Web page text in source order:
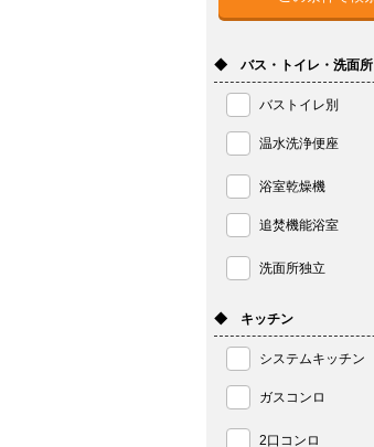
◆ バス・トイレ・洗面所
バストイレ別
温水洗浄便座
浴室乾燥機
追焚機能浴室
洗面所独立
◆ キッチン
システムキッチン
ガスコンロ
2口コンロ